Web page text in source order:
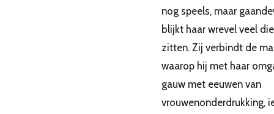
nog speels, maar
blijkt haar wrevel veel
zitten. Zij verbindt de
waarop hij met haar
gauw met eeuwen van
vrouwenonderdrukking,